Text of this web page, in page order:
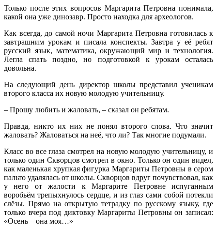
Только после этих вопросов Маргарита Петровна понимала,
какой она уже динозавр. Просто находка для археологов.
Как всегда, до самой ночи Маргарита Петровна готовилась к
завтрашним урокам и писала конспекты. Завтра у её ребят
русский язык, математика, окружающий мир и технология.
Легла спать поздно, но подготовкой к урокам осталась
довольна.
На следующий день директор школы представил ученикам
второго класса их новую молодую учительницу.
– Прошу любить и жаловать, – сказал он ребятам.
Правда, никто их них не понял второго слова. Что значит
жаловать? Жаловаться на неё, что ли? Так многие подумали.
Класс во все глаза смотрел на новую молодую учительницу, и
только один Скворцов смотрел в окно. Только он один видел,
как маленькая хрупкая фигурка Маргариты Петровны в сером
пальто удалялась от школы. Скворцов вдруг почувствовал, как
у него от жалости к Маргарите Петровне испуганным
воробьём трепыхнулось сердце, и из глаз сами собой потекли
слёзы. Прямо на открытую тетрадку по русскому языку, где
только вчера под диктовку Маргариты Петровны он записал:
«Осень – она моя…»